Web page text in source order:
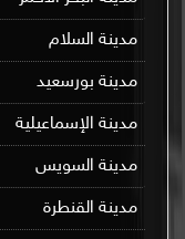
مدينة السلام
مدينة بورسعيد
مدينة الإسماعيلية
مدينة السويس
مدينة القنطرة